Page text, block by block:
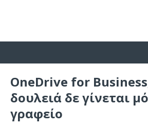
OneDrive for
δουλειά δε γίνεται
γραφείο